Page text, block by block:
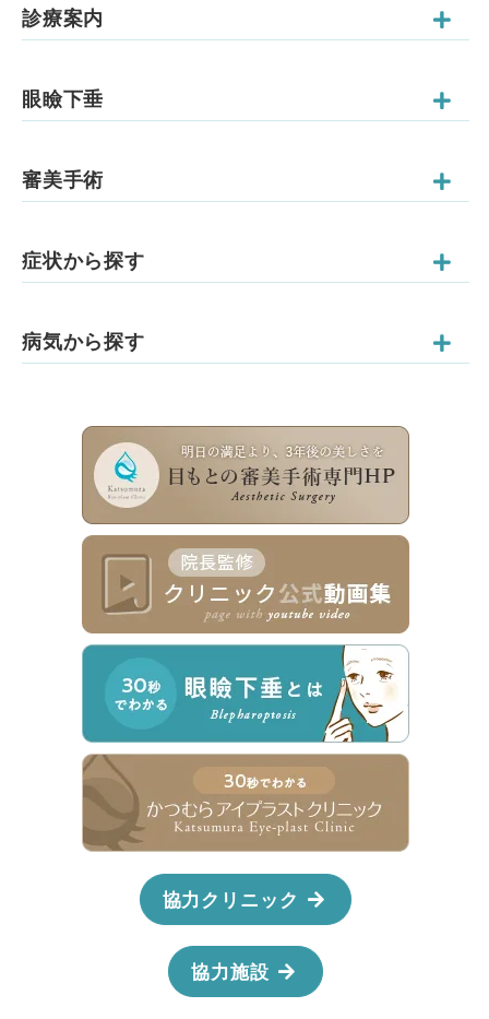
診療案内
眼瞼下垂
審美手術
症状から探す
病気から探す
協力クリニック
協力施設